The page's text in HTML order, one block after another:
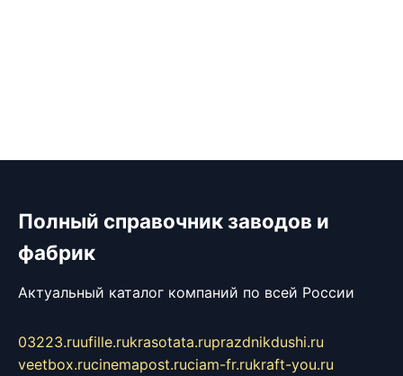
Полный справочник заводов и
фабрик
Актуальный каталог компаний по всей России
03223.ruufille.rukrasotata.ruprazdnikdushi.ru
veetbox.rucinemapost.ruciam-fr.rukraft-you.ru